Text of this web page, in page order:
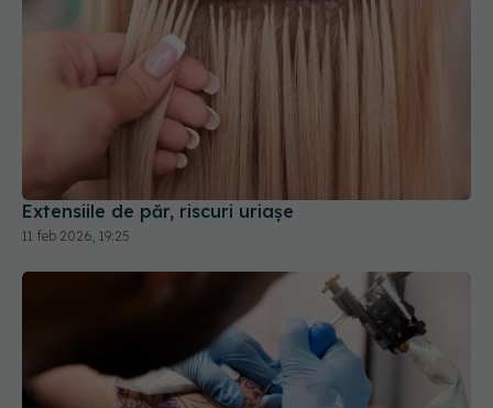
Extensiile de păr, riscuri uriașe
11 feb 2026, 19:25